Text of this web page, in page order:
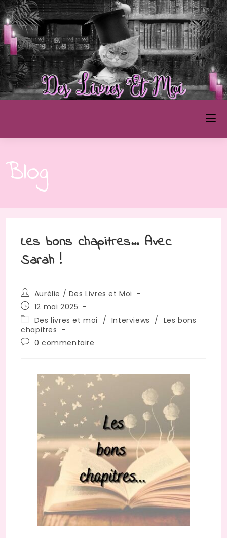
Blog
Les bons chapitres… Avec
Sarah !
Aurélie / Des Livres et Moi
12 mai 2025
Des livres et moi
/ Interviews / Les bons
chapitres
0 commentaire